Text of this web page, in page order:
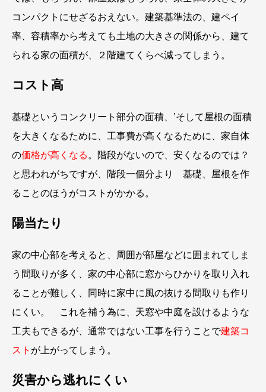
コンパクトにせざるおえない。建築基準法の、建ペイ
率、容積率から考えても土地の大きさの関係から、建て
られる家の面積が、２階建てくらべ減ってしまう。
コスト高
基礎というコンクリート部分の面積、’そして屋根の面積
を大きくなるために、工事費が高くなるために、家自体
の価格が高くなる 。階段がないので、安くなるのでは？
と思われがちですが、階段一個分より 基礎、屋根を作
ることのほうがコストがかかる。
陽当たり
家の中心部を考えると、周囲が部屋などに囲まれてしま
う間取りが多く、家の中心部に窓からひかりを取り入れ
ることが難しく、同時に家中に風の抜ける間取りも作り
にくい。 これを補う為に、天窓や中庭を設けるような
工夫もできるが、通常ではない工事を行うことで建築コ
スト が上がってしまう。
災害から逃れにくい